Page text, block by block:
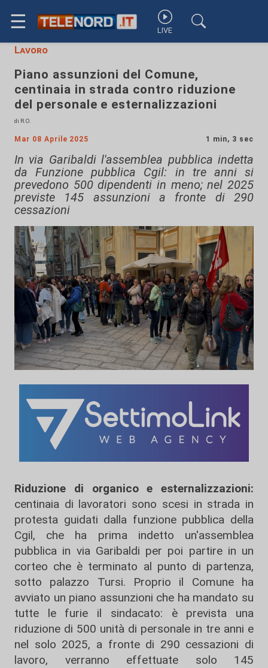
☰ LIVE
Lavoro
Piano assunzioni del Comune,
centinaia in strada contro riduzione
del personale e esternalizzazioni
di R.O.
Mar 08 Aprile 2025 1 min, 3 sec
In via Garibaldi l'assemblea pubblica indetta
da Funzione pubblica Cgil: in tre anni si
prevedono 500 dipendenti in meno; nel 2025
previste 145 assunzioni a fronte di 290
cessazioni
Riduzione di organico e esternalizzazioni:
centinaia di lavoratori sono scesi in strada in
protesta guidati dalla funzione pubblica della
Cgil, che ha prima indetto un'assemblea
pubblica in via Garibaldi per poi partire in un
corteo che è terminato al punto di partenza,
sotto palazzo Tursi. Proprio il Comune ha
avviato un piano assunzioni che ha mandato su
tutte le furie il sindacato: è prevista una
riduzione di 500 unità di personale in tre anni e
nel solo 2025, a fronte di 290 cessazioni di
lavoro, verranno effettuate solo 145